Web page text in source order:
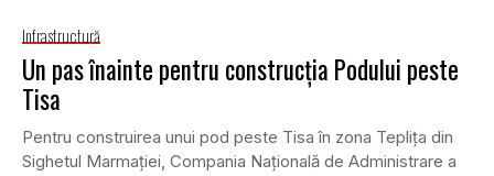
Infrastructură
Un pas înainte pentru construcţia Podului peste
Tisa
Pentru construirea unui pod peste Tisa în zona Tepliţa din
Sighetul Marmaţiei, Compania Naţională de Administrare a